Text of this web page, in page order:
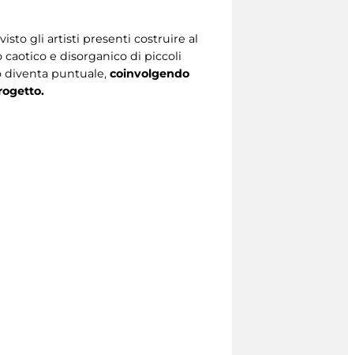
gli artisti presenti costruire al
e disorganico di piccoli
diventa puntuale, coinvolgendo